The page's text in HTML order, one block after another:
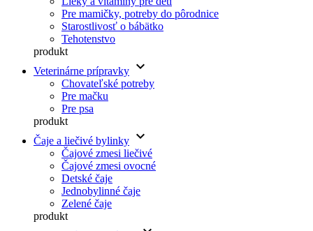
Pre mamičky, potreby do pôrodnice
Starostlivosť o bábätko
Tehotenstvo
produkt
Veterinárne prípravky keyboard_arrow_down
Chovateľské potreby
Pre mačku
Pre psa
produkt
Čaje a liečivé bylinky keyboard_arrow_down
Čajové zmesi liečivé
Čajové zmesi ovocné
Detské čaje
Jednobylinné čaje
Zelené čaje
produkt